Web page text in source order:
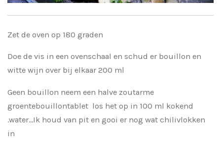
Zet de oven op 180 graden
Doe de vis in een ovenschaal en schud er bouillon en
witte wijn over bij elkaar 200 ml
Geen bouillon neem een halve zoutarme
groentebouillontablet los het op in 100 ml kokend
.water...Ik houd van pit en gooi er nog wat chilivlokken
in